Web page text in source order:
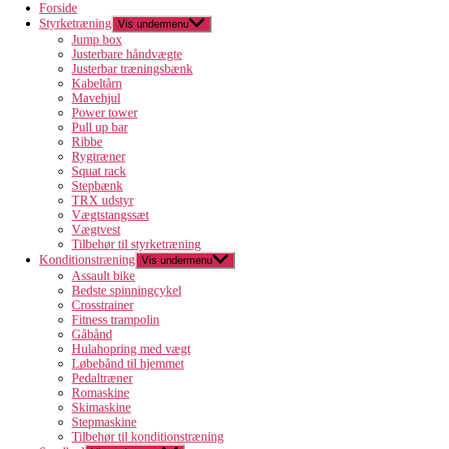
Forside
Styrketræning Vis undermenu
Jump box
Justerbare håndvægte
Justerbar træningsbænk
Kabeltårn
Mavehjul
Power tower
Pull up bar
Ribbe
Rygtræner
Squat rack
Stepbænk
TRX udstyr
Vægtstangssæt
Vægtvest
Tilbehør til styrketræning
Konditionstræning Vis undermenu
Assault bike
Bedste spinningcykel
Crosstrainer
Fitness trampolin
Gåbånd
Hulahopring med vægt
Løbebånd til hjemmet
Pedaltræner
Romaskine
Skimaskine
Stepmaskine
Tilbehør til konditionstræning